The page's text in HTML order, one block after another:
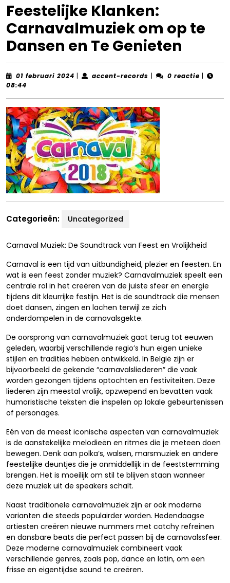
Feestelijke Klanken:
Carnavalmuziek om op te
Dansen en Te Genieten
01 februari 2024 01| accent-records accent-
| 0 reactie |
08:44
Categorieën: Uncategorized
Carnaval Muziek: De Soundtrack van Feest en Vrolijkheid
Carnaval is een tijd van uitbundigheid, plezier en feesten. En
wat is een feest zonder muziek? Carnavalmuziek speelt een
centrale rol in het creëren van de juiste sfeer en energie
tijdens dit kleurrijke festijn. Het is de soundtrack die mensen
doet dansen, zingen en lachen terwijl ze zich
onderdompelen in de carnavalsgekte.
De oorsprong van carnavalmuziek gaat terug tot eeuwen
geleden, waarbij verschillende regio’s hun eigen unieke
stijlen en tradities hebben ontwikkeld. In België zijn er
bijvoorbeeld de gekende “carnavalsliederen” die vaak
worden gezongen tijdens optochten en festiviteiten. Deze
liederen zijn meestal vrolijk, opzwepend en bevatten vaak
humoristische teksten die inspelen op lokale gebeurtenissen
of personages.
Eén van de meest iconische aspecten van carnavalmuziek
is de aanstekelijke melodieën en ritmes die je meteen doen
bewegen. Denk aan polka’s, walsen, marsmuziek en andere
feestelijke deuntjes die je onmiddellijk in de feeststemming
brengen. Het is moeilijk om stil te blijven staan wanneer
deze muziek uit de speakers schalt.
Naast traditionele carnavalmuziek zijn er ook moderne
varianten die steeds populairder worden. Hedendaagse
artiesten creëren nieuwe nummers met catchy refreinen
en dansbare beats die perfect passen bij de carnavalssfeer.
Deze moderne carnavalmuziek combineert vaak
verschillende genres, zoals pop, dance en latin, om een
frisse en eigentijdse sound te creëren.